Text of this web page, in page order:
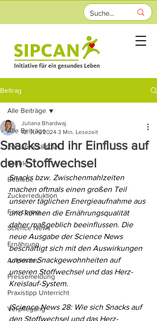
Beitrag
Alle Beiträge
20 Jahre SIPCAN
Schule
Betriebe
Zuckerreduktion
Forschung
Science News
Ernährung
Adipositas
Pressemeldung
Praxistipp Unterricht
Verpflegung
Alle Beiträge
Snacks und ihr Einfluss auf
den Stoffwechsel
Juliana Bhardwaj
12. Juni 2024 3 Min. Lesezeit
Snacks bzw. Zwischenmahlzeiten
machen oftmals einen großen Teil
unserer täglichen Energieaufnahme aus
und können die Ernährungsqualität
daher maßgeblich beeinflussen. Die
neue Ausgabe der Science News
beschäftigt sich mit den Auswirkungen
unserer Snackgewohnheiten auf
unseren Stoffwechsel und das Herz-
Kreislauf-System.
(Science News 28: Wie sich Snacks auf
den Stoffwechsel und das Herz-